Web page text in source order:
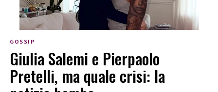
GOSSIP
Giulia Salemi e Pierpaolo
Pretelli, ma quale crisi: la